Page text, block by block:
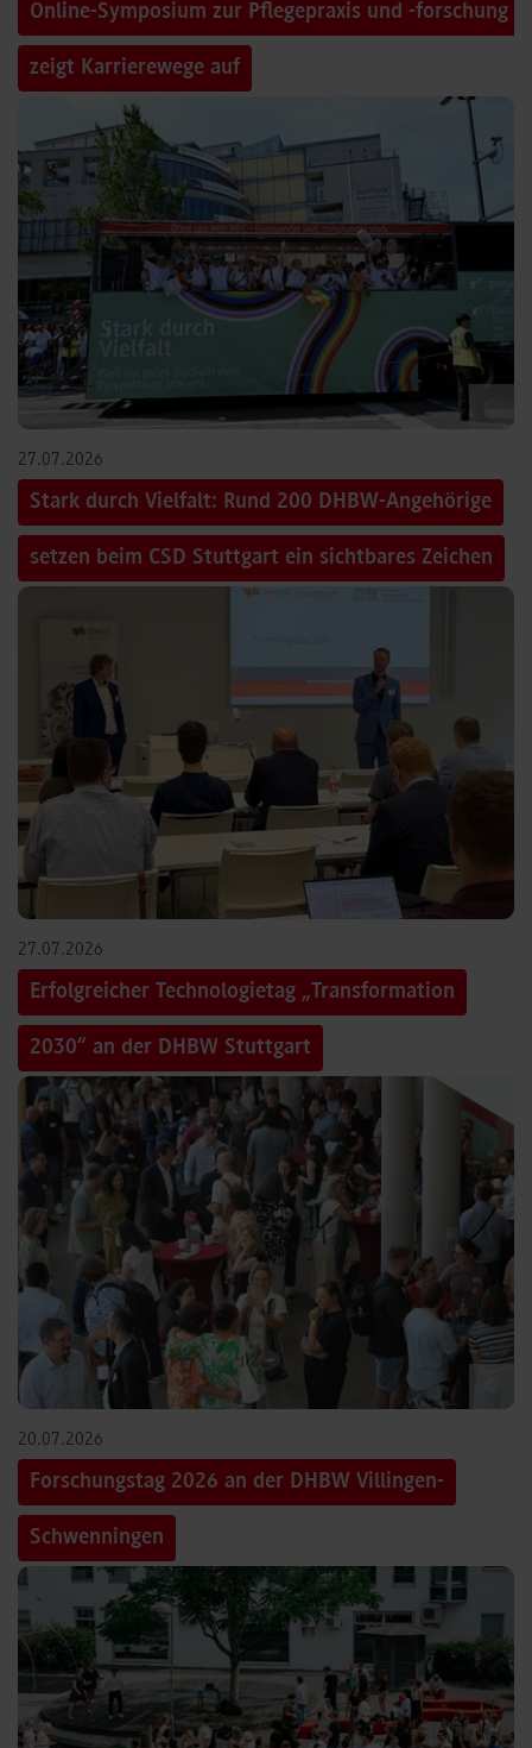
Online-Symposium zur Pflegepraxis und -forschung
zeigt Karrierewege auf
27.07.2026
Stark durch Vielfalt: Rund 200 DHBW-Angehörige
setzen beim CSD Stuttgart ein sichtbares Zeichen
27.07.2026
Erfolgreicher Technologietag „Transformation
2030“ an der DHBW Stuttgart
20.07.2026
Forschungstag 2026 an der DHBW Villingen-
Schwenningen